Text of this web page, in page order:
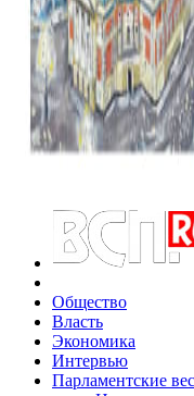
Общество
Власть
Экономика
Интервью
Парламентские